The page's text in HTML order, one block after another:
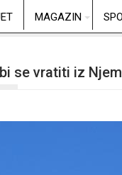
MAGAZIN
se vratiti iz